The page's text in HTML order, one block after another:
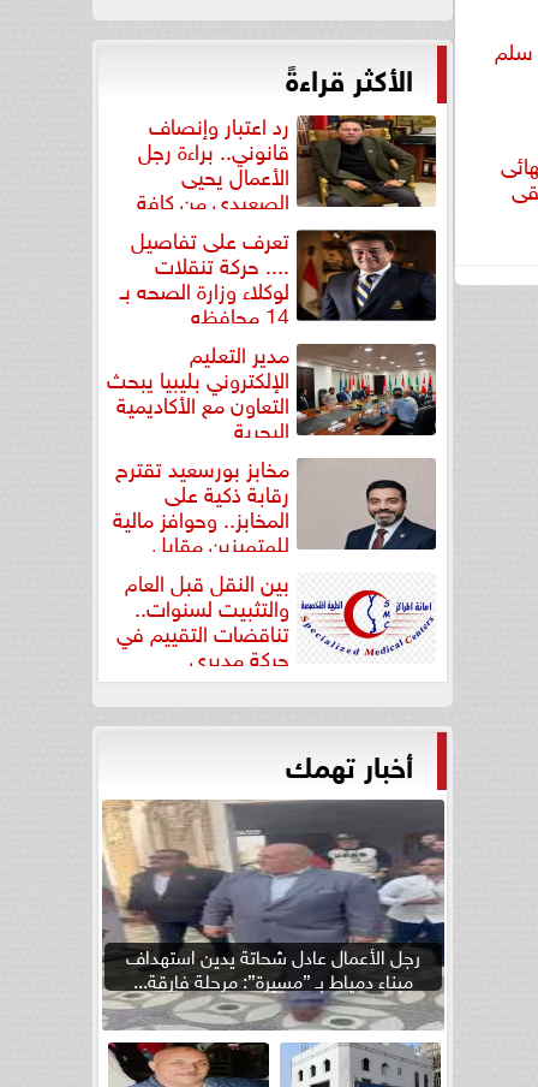
سلم
الأكثر قراءةً
رد اعتبار وإنصاف
قانوني.. براءة رجل
الأعمال يحيى
الصعيدي من كافة
التهم... تعرف على تفاصيل
.... حركة تنقلات
لوكلاء وزارة الصحه بـ
14 محافظه
مدير التعليم
الإلكتروني بليبيا يبحث
التعاون مع الأكاديمية
البحرية
مخابز بورسعيد تقترح
رقابة ذكية على
المخابز.. وحوافز مالية
للمتميزين مقابل
بين النقل قبل العام
والتثبيت لسنوات..
تناقضات التقييم في
حركة مديري
”مستشفيات...
أخبار تهمك
رجل الأعمال عادل شحاتة يدين استهداف
ميناء دمياط بـ ”مسيرة”: مرحلة فارقة...